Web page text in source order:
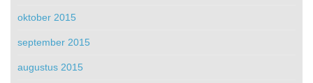
oktober 2015
september 2015
augustus 2015